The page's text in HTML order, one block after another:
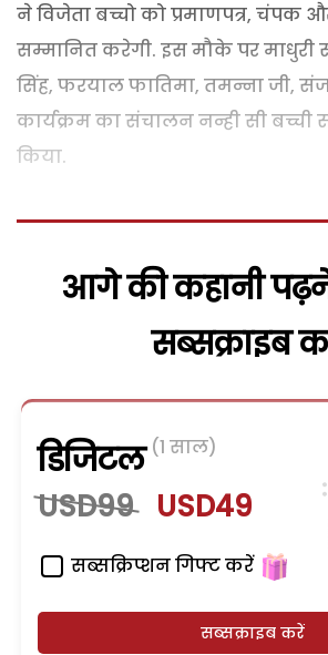
ने विजेता बच्चो को प्रमाणपत्र, चंपक
सम्मानित करेगी. इस मौके पर माधुरी
सिंह, फरयाल फातिमा, तमन्ना जी,
कार्यक्रम का संचालन नन्ही सी
किया.
आगे की कहानी
सब्सक्राइब
डिजिटल (1 साल)
USD99 USD49
सब्सक्रिप्शन गिफ्ट करें
सब्सक्राइब करें